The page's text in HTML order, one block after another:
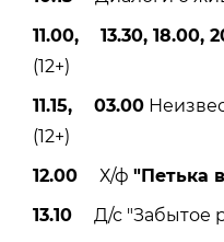
11.00, 13.30, 18.00,
(12+)
11.15, 03.00
(12+)
12.00 Х/ф "Петька
13.10 Д/с "Забытое